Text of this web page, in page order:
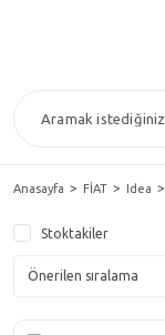
Anasayfa FİAT Idea
Stoktakiler